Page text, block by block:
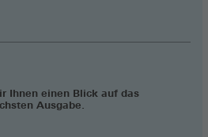
Ihnen einen Blick auf das
Ausgabe.